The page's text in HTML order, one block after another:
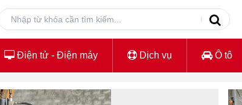
Điện tử - Điện máy Dịch vụ Ô tô